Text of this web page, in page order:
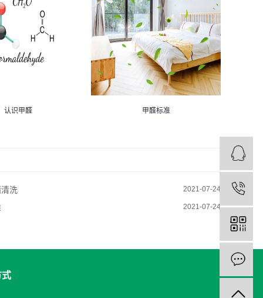
认识甲醛 甲醛标准
洗 2021-07-24
2021-07-24
式